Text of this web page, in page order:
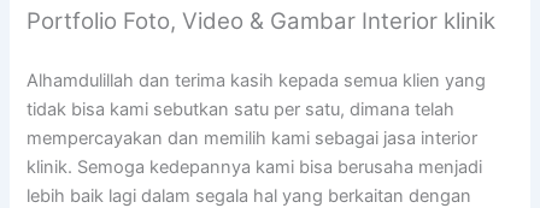
Portfolio Foto, Video & Gambar Interior klinik
Alhamdulillah dan terima kasih kepada semua klien yang
tidak bisa kami sebutkan satu per satu, dimana telah
mempercayakan dan memilih kami sebagai jasa interior
klinik. Semoga kedepannya kami bisa berusaha menjadi
lebih baik lagi dalam segala hal yang berkaitan dengan